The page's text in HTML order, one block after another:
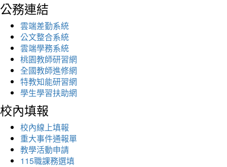
公務連結
雲端差勤系統
公文整合系統
雲端學務系統
桃園教師研習網
全國教師進修網
特教知能研習網
學生學習扶助網
校內填報
校內線上填報
重大事件通報單
教學活動申請
115職課務選填